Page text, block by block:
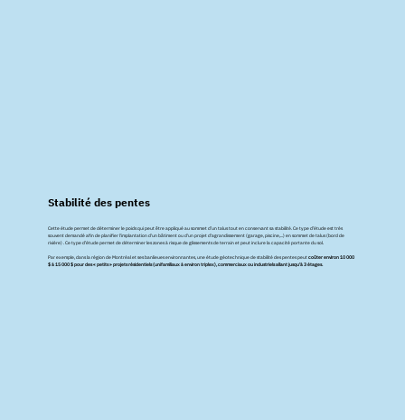
Stabilité des pentes
Cette étude permet de déterminer le poids qui peut être appliqué au sommet d’un talus tout en conservant sa stabilité. Ce type d’étude est très
souvent demandé afin de planifier l'implantation d'un bâtiment ou d'un projet d'agrandissement (garage, piscine,...) en sommet de talus (bord de
rivière) . Ce type d’étude permet de déterminer les zones à risque de glissements de terrain et peut inclure la capacité portante du sol.
Par exemple, dans la région de Montréal et ses banlieues environnantes, une étude géotechnique de stabilité des pentes peutcoûter environ 10 000
$ à 15 000 $ pour des « petits » projets résidentiels (unifamiliaux à environ triplex), commerciaux ou industriels allant jusqu’à 3 étages.